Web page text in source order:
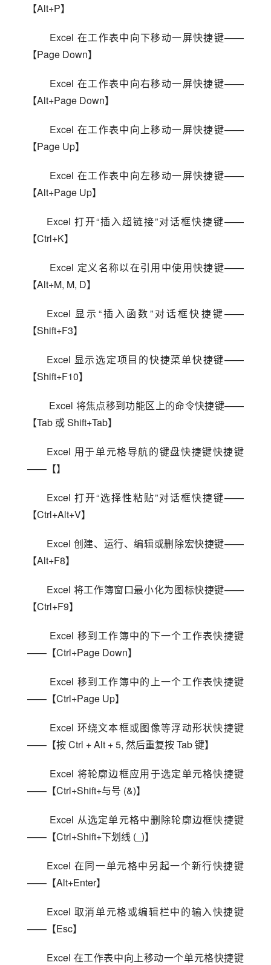
【Alt+P】
【Page Down】
【Alt+Page Down】
【Page Up】
【Alt+Page Up】
Excel 打开“插入超链接”对话框快捷键——
【Ctrl+K】
【Alt+M, M, D】
Excel 显示“插入函数”对话框快捷键——
【Shift+F3】
Excel 显示选定项目的快捷菜单快捷键——
【Shift+F10】
【Tab 或 Shift+Tab】
Excel 用于单元格导航的键盘快捷键快捷键
——【】
Excel 打开“选择性粘贴”对话框快捷键——
【Ctrl+Alt+V】
Excel 创建、运行、编辑或删除宏快捷键——
【Alt+F8】
Excel 将工作簿窗口最小化为图标快捷键——
【Ctrl+F9】
——【Ctrl+Page Down】
——【Ctrl+Page Up】
——【按 Ctrl + Alt + 5, 然后重复按 Tab 键】
——【Ctrl+Shift+与号 (&)】
——【Ctrl+Shift+下划线 (_)】
Excel 在同一单元格中另起一个新行快捷键
——【Alt+Enter】
Excel 取消单元格或编辑栏中的输入快捷键
——【Esc】
Excel 在工作表中向上移动一个单元格快捷键